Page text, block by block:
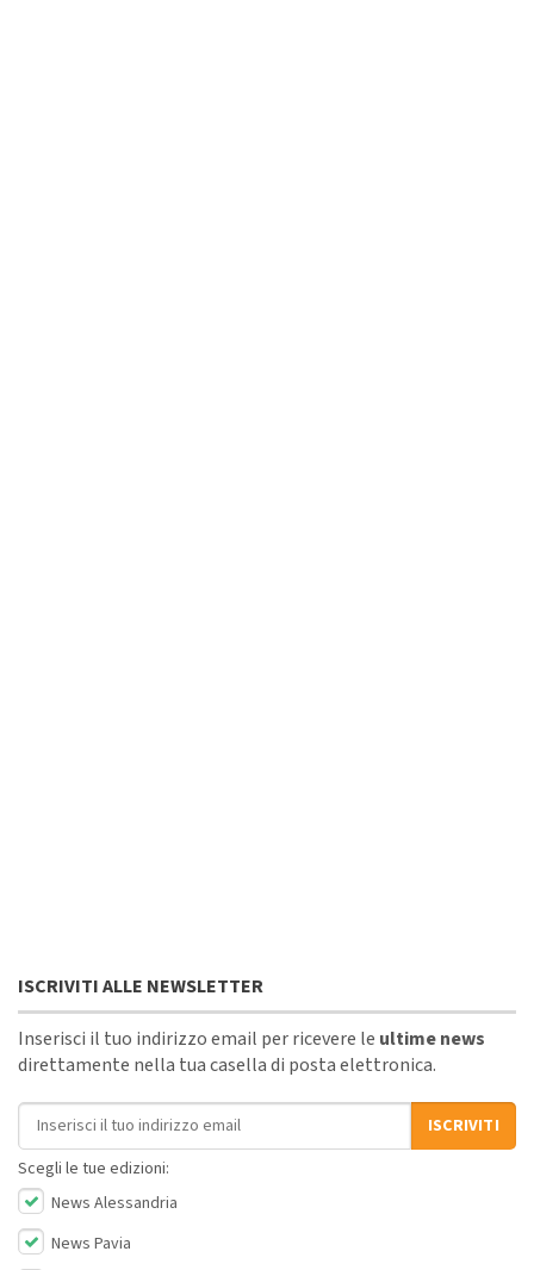
ISCRIVITI ALLE NEWSLETTER
Inserisci il tuo indirizzo email per ricevere le ultime news
direttamente nella tua casella di posta elettronica.
Indirizzo email
ISCRIVITI
Scegli le tue edizioni:
News Alessandria
News Pavia